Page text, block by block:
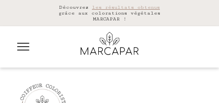
Découvrez les résultats obtenus
grâce aux colorations végétales
MARCAPAR !